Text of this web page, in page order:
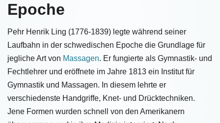
Epoche
Pehr Henrik Ling (1776-1839) legte während seiner
Laufbahn in der schwedischen Epoche die Grundlage für
jegliche Art von Massagen. Er fungierte als Gymnastik- und
Fechtlehrer und eröffnete im Jahre 1813 ein Institut für
Gymnastik und Massagen. In diesem lehrte er
verschiedenste Handgriffe, Knet- und Drücktechniken.
Jene Formen wurden schnell von den Amerikanern